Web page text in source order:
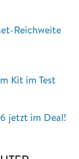
Reichweite
Kit im Test
jetzt im Deal!